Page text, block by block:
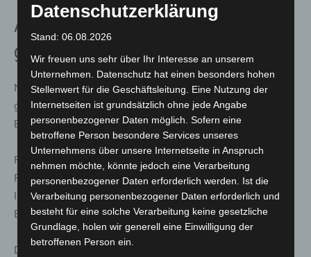
Autobahn rund 45 Minuten
gesperrt
Nach etwa 45 Minuten war das Feuer vollständig
gelöscht. Anschließend übergaben die Einsatzkräfte die
Einsatzstelle an die Polizei.
Für die Dauer der Löscharbeiten musste die A2 in
Fahrtrichtung Dortmund vollständig gesperrt werden.
Insgesamt waren 17 Fahrzeuge sowie rund 50
Einsatzkräfte von Feuerwehr und Rettungsdienst vor Ort.
Die zweiköpfige Besatzung des LKW blieb unverletzt.
Datenschutzerklärung
Stand: 06.08.2026
Wir freuen uns sehr über Ihr Interesse an unserem
Unternehmen. Datenschutz hat einen besonders hohen
Stellenwert für die Geschäftsleitung. Eine Nutzung der
Internetseiten ist grundsätzlich ohne jede Angabe
personenbezogener Daten möglich. Sofern eine
betroffene Person besondere Services unseres
Unternehmens über unsere Internetseite in Anspruch
nehmen möchte, könnte jedoch eine Verarbeitung
personenbezogener Daten erforderlich werden. Ist die
Verarbeitung personenbezogener Daten erforderlich und
besteht für eine solche Verarbeitung keine gesetzliche
Grundlage, holen wir generell eine Einwilligung der
betroffenen Person ein.